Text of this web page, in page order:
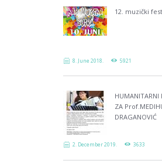
12. muzički
8. June 2018. 5921
HUMANITARNI
ZA
DRAGANOVIĆ
2. December 2019. 3633